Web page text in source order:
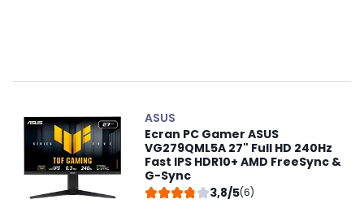
ASUS
Ecran PC Gamer ASUS
VG279QML5A 27" Full HD 240Hz
Fast IPS HDR10+ AMD FreeSync &
G-Sync
3,8/5(6)